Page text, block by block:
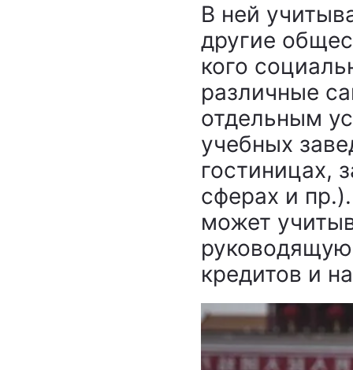
В ней
другие
кого
различные
отдельным
учебных
гостиницах,
сферах и
может
кредитов и